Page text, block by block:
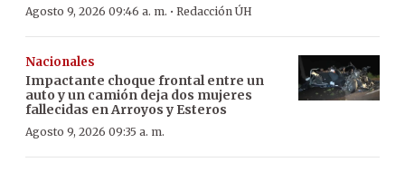
Agosto 9, 2026 09:46 a. m. · Redacción ÚH
Nacionales
Impactante choque frontal entre un
auto y un camión deja dos mujeres
fallecidas en Arroyos y Esteros
Agosto 9, 2026 09:35 a. m.